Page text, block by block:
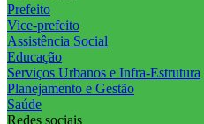
Prefeito
Vice-prefeito
Assistência Social
Educação
Serviços Urbanos e Infra-Estrutura
Planejamento e Gestão
Saúde
Redes sociais